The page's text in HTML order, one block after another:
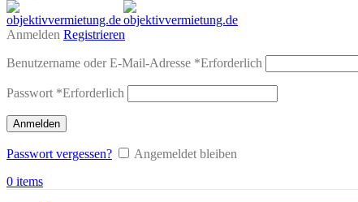
Anmelden Registrieren
Benutzername oder E-Mail-Adresse *Erforderlich
Passwort *Erforderlich
Anmelden
Passwort vergessen?
Angemeldet bleiben
0 items